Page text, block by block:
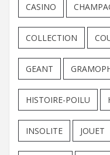
CASINO
COLLECTION
GEANT
HISTOIRE-POILU
INSOLITE JOUET